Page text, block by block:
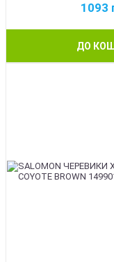
1093
ДО